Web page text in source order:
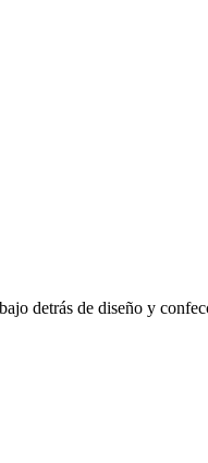
detrás de diseño y